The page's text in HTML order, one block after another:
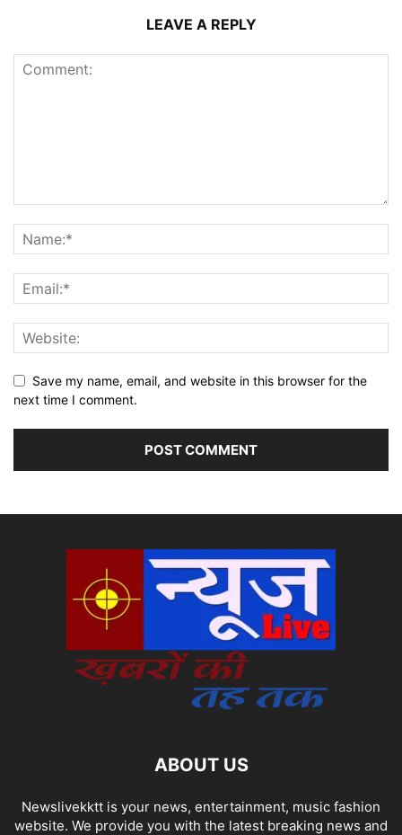
LEAVE A REPLY
Save my name, email, and website in this browser for the
next time I comment.
ABOUT US
Newslivekktt is your news, entertainment, music fashion
website. We provide you with the latest breaking news and